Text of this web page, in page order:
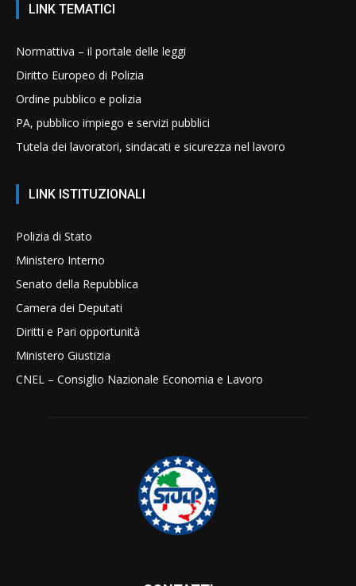
LINK TEMATICI
Normattiva – il portale delle leggi
Diritto Europeo di Polizia
Ordine pubblico e polizia
PA, pubblico impiego e servizi pubblici
Tutela dei lavoratori, sindacati e sicurezza nel lavoro
LINK ISTITUZIONALI
Polizia di Stato
Ministero Interno
Senato della Repubblica
Camera dei Deputati
Diritti e Pari opportunità
Ministero Giustizia
CNEL – Consiglio Nazionale Economia e Lavoro